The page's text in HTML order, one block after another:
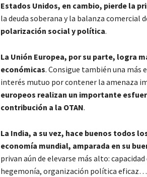
Estados Unidos, en cambio, pierde la
la deuda soberana y la balanza comercial
polarización social y política.
La Unión Europea, por su parte, logra
económicas. Consigue también una más
interés mutuo por contener la amenaza
europeos realizan un importante
contribución a la OTAN.
La India, a su vez, hace buenos todos
economía mundial, amparada en su
privan aún de elevarse más alto:
hegemonía, organización política eficaz…